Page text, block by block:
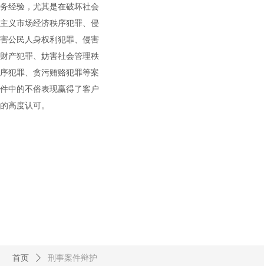
首页 ꄲ 刑事案件辩护
务经验，尤其是在破坏社会
主义市场经济秩序犯罪、侵
害公民人身权利犯罪、侵害
财产犯罪、妨害社会管理秩
序犯罪、贪污贿赂犯罪等案
件中的不俗表现赢得了客户
的高度认可。